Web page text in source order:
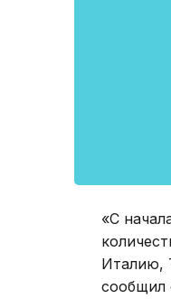
«С
Италию,
сообщил